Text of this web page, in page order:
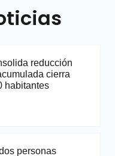
reducción
cierra
habitantes
personas